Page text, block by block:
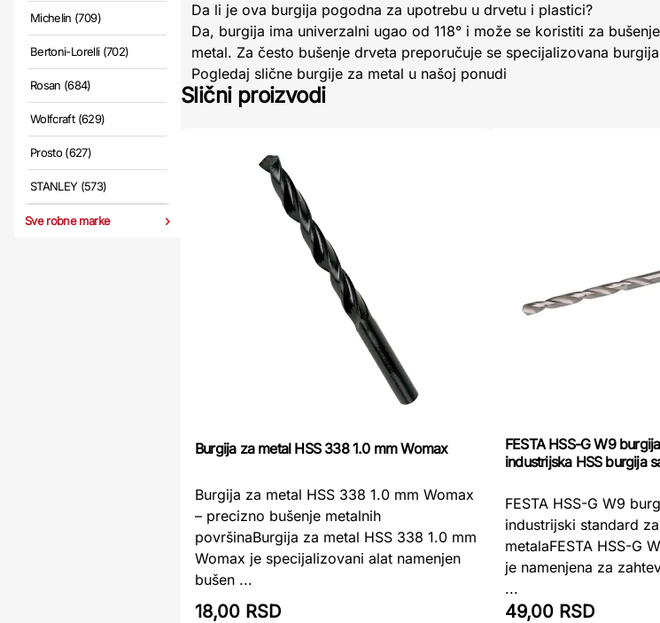
Michelin (709)
Bertoni-Lorelli (702)
Rosan (684)
Wolfcraft (629)
Prosto (627)
STANLEY (573)
Sve robne marke
Da li je ova burgija pogodna za upotrebu u drvetu i plastici?
Da, burgija ima univerzalni ugao od 118° i može se koristiti za
metal. Za često bušenje drveta preporučuje se specijalizovana
Pogledaj slične burgije za metal u našoj ponudi
Slični proizvodi
Burgija za metal HSS 338 1.0 mm Womax
Burgija za metal HSS 338 1.0 mm Womax
– precizno bušenje metalnih
površinaBurgija za metal HSS 338 1.0 mm
Womax je specijalizovani alat namenjen
bušen ...
18,00 RSD
FESTA HSS-G W9
industrijska HSS burgija
FESTA HSS-G W9
industrijski standard
metalaFESTA HSS-G
je namenjena za
...
49,00 RSD